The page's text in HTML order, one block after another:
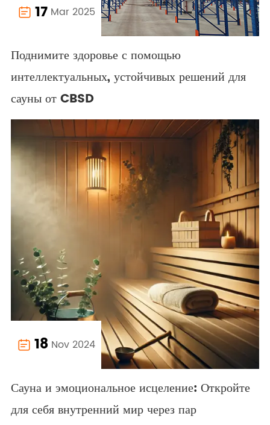
 17 Mar 2025
Поднимите здоровье с помощью
интеллектуальных, устойчивых решений для
сауны от CBSD
 18 Nov 2024
Сауна и эмоциональное исцеление: Откройте
для себя внутренний мир через пар